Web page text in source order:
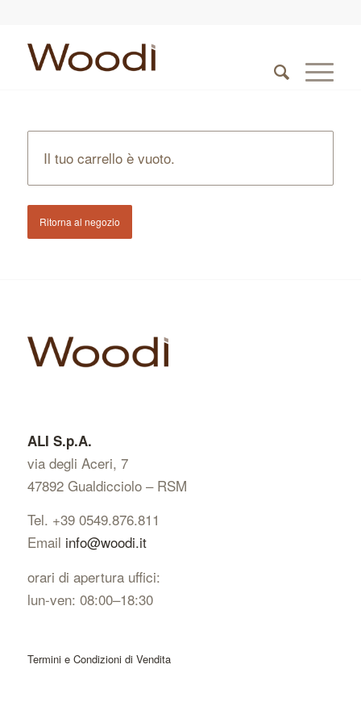
Il tuo carrello è vuoto.
Ritorna al negozio
ALI S.p.A.
via degli Aceri, 7
47892 Gualdicciolo – RSM
Tel. +39 0549.876.811
Email info@woodi.it
orari di apertura uffici:
lun-ven: 08:00–18:30
Termini e Condizioni di Vendita